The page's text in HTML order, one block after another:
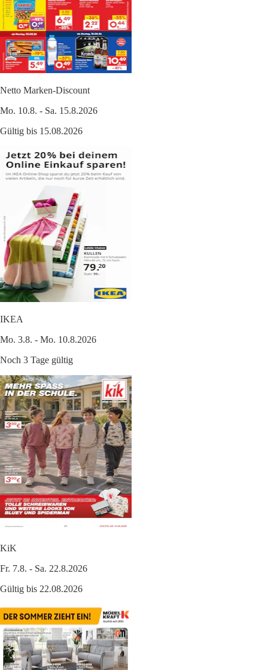
Netto Marken-Discount
Mo. 10.8. - Sa. 15.8.2026
Gültig bis 15.08.2026
IKEA
Mo. 3.8. - Mo. 10.8.2026
Noch 3 Tage gültig
KiK
Fr. 7.8. - Sa. 22.8.2026
Gültig bis 22.08.2026